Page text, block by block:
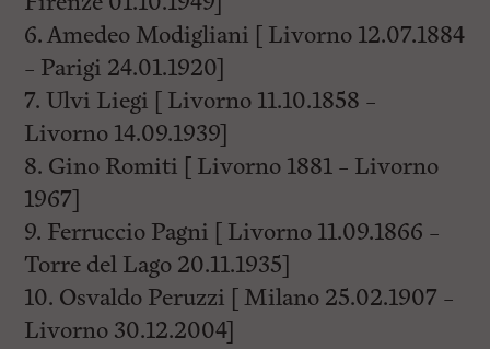
6. Amedeo Modigliani [ Livorno 12.07.1884
– Parigi 24.01.1920]
7. Ulvi Liegi [ Livorno 11.10.1858 –
Livorno 14.09.1939]
8. Gino Romiti [ Livorno 1881 – Livorno
1967]
9. Ferruccio Pagni [ Livorno 11.09.1866 –
Torre del Lago 20.11.1935]
10. Osvaldo Peruzzi [ Milano 25.02.1907 –
Livorno 30.12.2004]